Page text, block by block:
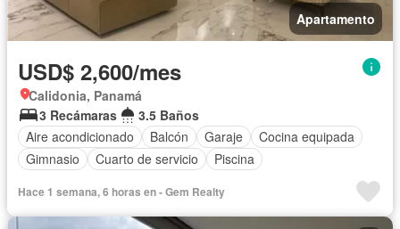
Apartamento
USD$ 2,600/mes
Calidonia, Panamá
3 Recámaras
3.5 Baños
Aire acondicionado
Balcón Garaje
Cocina equipada
Gimnasio
Cuarto de servicio Piscina
Hace 1 semana, 6 horas en - Gem Realty